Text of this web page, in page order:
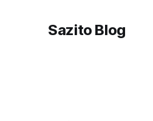
Sazito Blog